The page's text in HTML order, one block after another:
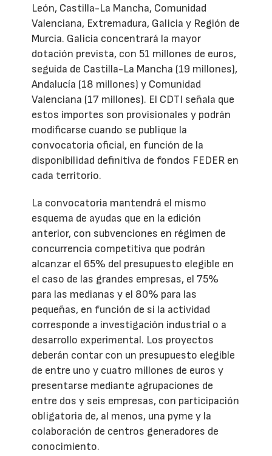
León, Castilla-La Mancha, Comunidad
Valenciana, Extremadura, Galicia y Región de
Murcia. Galicia concentrará la mayor
dotación prevista, con 51 millones de euros,
seguida de Castilla-La Mancha (19 millones),
Andalucía (18 millones) y Comunidad
Valenciana (17 millones). El CDTI señala que
estos importes son provisionales y podrán
modificarse cuando se publique la
convocatoria oficial, en función de la
disponibilidad definitiva de fondos FEDER en
cada territorio.
La convocatoria mantendrá el mismo
esquema de ayudas que en la edición
anterior, con subvenciones en régimen de
concurrencia competitiva que podrán
alcanzar el 65% del presupuesto elegible en
el caso de las grandes empresas, el 75%
para las medianas y el 80% para las
pequeñas, en función de si la actividad
corresponde a investigación industrial o a
desarrollo experimental. Los proyectos
deberán contar con un presupuesto elegible
de entre uno y cuatro millones de euros y
presentarse mediante agrupaciones de
entre dos y seis empresas, con participación
obligatoria de, al menos, una pyme y la
colaboración de centros generadores de
conocimiento.